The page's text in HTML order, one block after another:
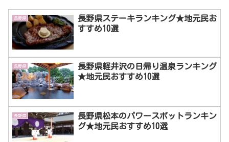
長野県
長野県ステーキランキング★地元民お
すすめ10選
長野県
長野県軽井沢の日帰り温泉ランキング
★地元民おすすめ10選
長野県
長野県松本のパワースポットランキン
グ★地元民おすすめ10選